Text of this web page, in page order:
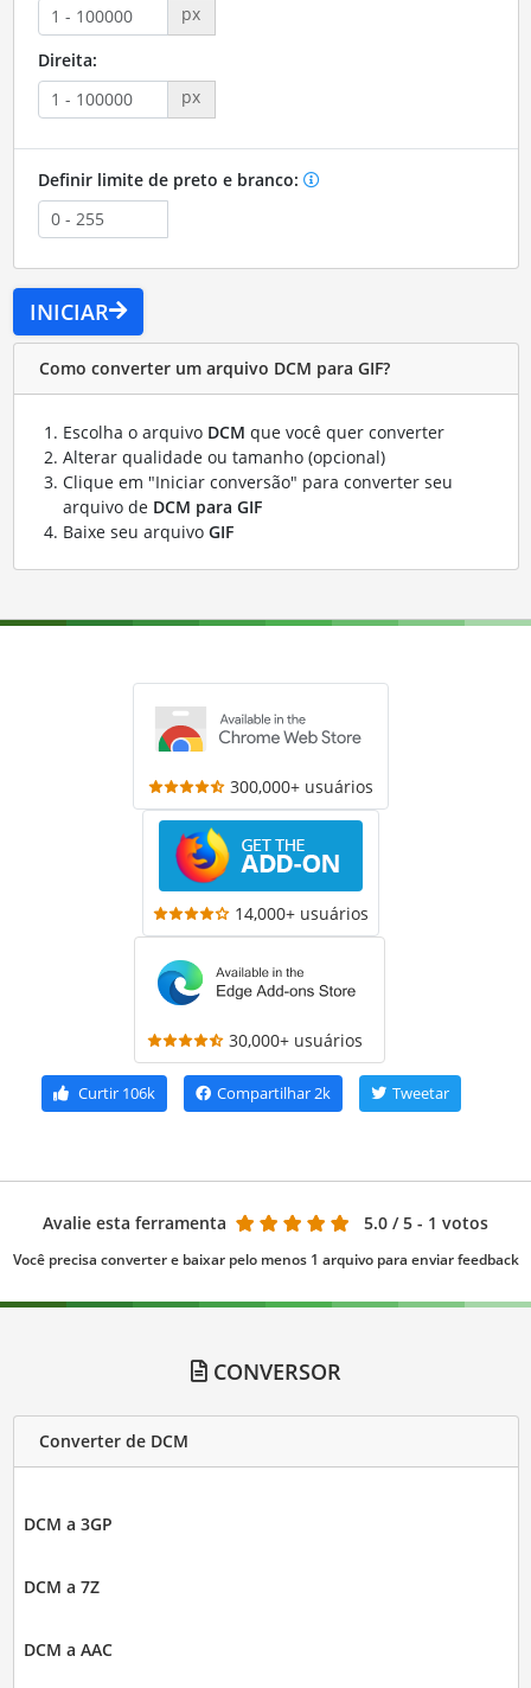
px
Direita:
px
Definir limite de preto e branco:
INICIAR
Como converter um arquivo DCM para GIF?
Escolha o arquivo DCM que você quer converter
Alterar qualidade ou tamanho (opcional)
Clique em "Iniciar conversão" para converter seu
arquivo de DCM para GIF
Baixe seu arquivo GIF
300,000+ usuários
14,000+ usuários
30,000+ usuários
Curtir 106k Compartilhar2k Tweetar
Avalie esta ferramenta 5.0 / 5 - 1 votos
Você precisa converter e baixar pelo menos 1 arquivo para enviar feedback
CONVERSOR
Converter de DCM
DCM a 3GP
DCM a 7Z
DCM a AAC